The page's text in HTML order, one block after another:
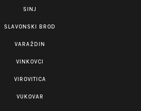
SINJ
SLAVONSKI BROD
VARAŽDIN
VINKOVCI
VIROVITICA
VUKOVAR